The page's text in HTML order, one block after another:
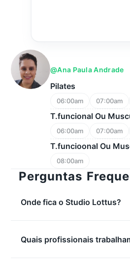
@ana Paula Andrade
Pilates
06:00am 07:00am
T.funcional Ou
06:00am 07:00am
T.funcioonal Ou
08:00am
Perguntas
Onde fica o Studio Lottus?
Quais profissionais